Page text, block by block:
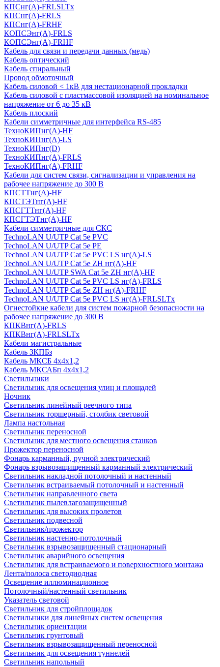
КПСнг(А)-FRLSLTx
КПСнг(А)-FRLS
КПСнг(А)-FRHF
КОПСЭнг(А)-FRLS
КОПСЭнг(А)-FRHF
Кабель для связи и передачи данных (медь)
Кабель оптический
Кабель спиральный
Провод обмоточный
Кабель силовой < 1кВ для нестационарной прокладки
Кабель силовой с пластмассовой изоляцией на номинальное
напряжение от 6 до 35 кВ
Кабель плоский
Кабели симметричные для интерфейса RS-485
ТеxноКИПнг(A)-HF
ТеxноКИПнг(A)-LS
ТеxноКИПнг(D)
ТехноКИПнг(A)-FRLS
ТехноКИПнг(A)-FRHF
Кабели для систем связи, сигнализации и управления на
рабочее напряжение до 300 В
КПСТТнг(A)-HF
КПСТЭТнг(A)-HF
КПСГТТнг(A)-HF
КПСГТЭТнг(A)-HF
Кабели симметричные для СКС
TechnoLAN U/UTP Cat 5e PVC
TechnoLAN U/UTP Cat 5e PE
TechnoLAN U/UTP Cat 5e PVC LS нг(A)-LS
TechnoLAN U/UTP Cat 5e ZH нг(A)-HF
TechnoLAN U/UTP SWA Cat 5e ZH нг(A)-HF
TechnoLAN U/UTP Cat 5e PVC LS нг(A)-FRLS
TechnoLAN U/UTP Cat 5e ZH нг(A)-FRHF
TechnoLAN U/UTP Cat 5e PVC LS нг(A)-FRLSLTx
Огнестойкие кабели для систем пожарной безопасности на
рабочее напряжение до 300 В
КПКВнг(A)-FRLS
КПКВнг(A)-FRLSLTx
Кабели магистральные
Кабель ЗКПБз
Кабель МКСБ 4х4х1,2
Кабель МКСАБп 4х4х1,2
Светильники
Светильник для освещения улиц и площадей
Ночник
Светильник линейный реечного типа
Светильник торшерный, столбик световой
Лампа настольная
Светильник переносной
Светильник для местного освещения станков
Прожектор переносной
Фонарь карманный, ручной электрический
Фонарь взрывозащищенный карманный электрический
Светильник накладной потолочный и настенный
Светильник встраиваемый потолочный и настенный
Светильник направленного света
Светильник пылевлагозащищенный
Светильник для высоких пролетов
Светильник подвесной
Светильник/прожектор
Светильник настенно-потолочный
Светильник взрывозащищенный стационарный
Светильник аварийного освещения
Светильник для встраиваемого и поверхностного монтажа
Лента/полоса светодиодная
Освещение иллюминационное
Потолочный/настенный светильник
Указатель световой
Светильник для стройплощадок
Светильники для линейных систем освещения
Светильник ориентации
Светильник грунтовый
Светильник взрывозащищенный переносной
Светильник для освещения туннелей
Светильник напольный